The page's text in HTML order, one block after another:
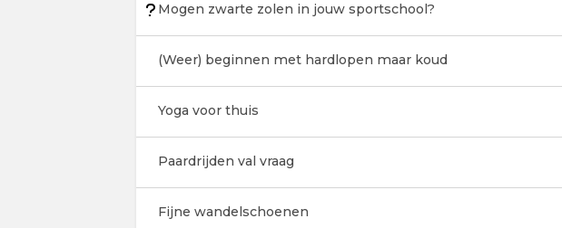
Mogen zwarte zolen in jouw sportschool?
(Weer) beginnen met hardlopen maar koud
Yoga voor thuis
Paardrijden val vraag
Fijne wandelschoenen